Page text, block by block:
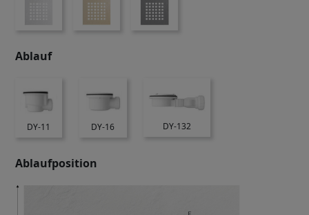
Ablauf
DY-11 DY-16 DY-132
Ablaufposition